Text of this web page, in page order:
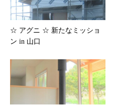
☆ アグニ ☆ 新たなミッショ
ン in 山口